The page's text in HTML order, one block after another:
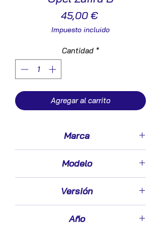
45,00 €Precio
Impuesto incluido
Cantidad *
Agregar al carrito
Marca
Modelo
Versión
Año